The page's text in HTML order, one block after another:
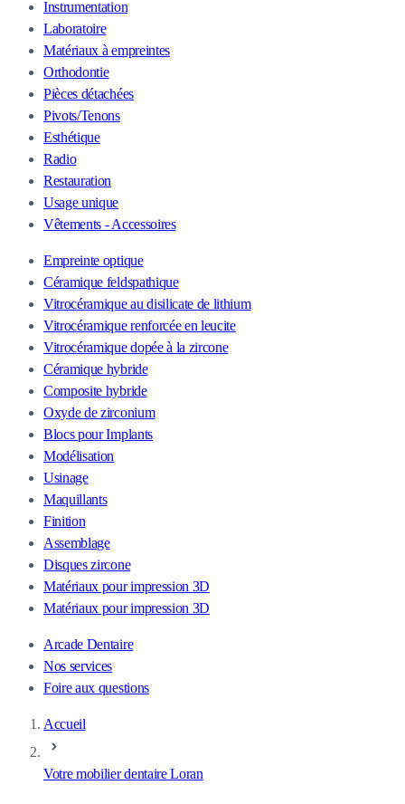
Instrumentation
Laboratoire
Matériaux à empreintes
Orthodontie
Pièces détachées
Pivots/Tenons
Esthétique
Radio
Restauration
Usage unique
Vêtements - Accessoires
Empreinte optique
Céramique feldspathique
Vitrocéramique au disilicate de lithium
Vitrocéramique renforcée en leucite
Vitrocéramique dopée à la zircone
Céramique hybride
Composite hybride
Oxyde de zirconium
Blocs pour Implants
Modélisation
Usinage
Maquillants
Finition
Assemblage
Disques zircone
Matériaux pour impression 3D
Matériaux pour impression 3D
Arcade Dentaire
Nos services
Foire aux questions
Accueil
Votre mobilier dentaire Loran